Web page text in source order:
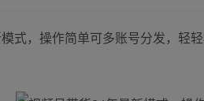
式，操作简单可多账号分发，轻